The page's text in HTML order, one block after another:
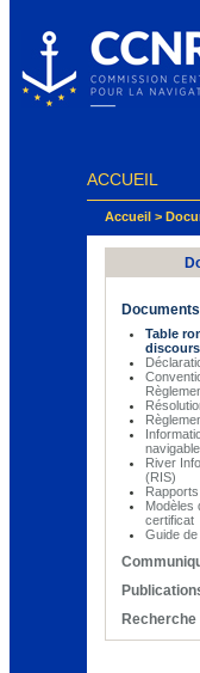
ACCUEIL
Accueil >
Table
navigable
River
(RIS)
Modèles
certificat
Guide
Recherche